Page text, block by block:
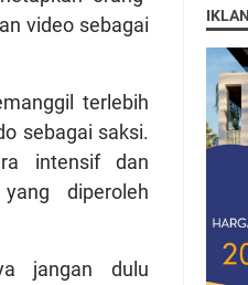
video sebagai
terlebih
sebagai saksi.
intensif dan
diperoleh
jangan dulu